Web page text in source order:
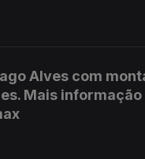
Alves com
Mais informação